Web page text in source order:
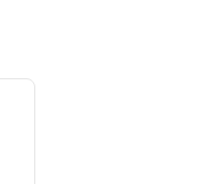
다음 이미지